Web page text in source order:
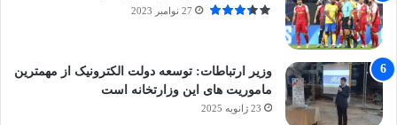
27 نوامبر 2023
وزیر ارتباطات: توسعه دولت الکترونیک از مهمترین
ماموریت های این وزارتخانه است
23 ژانویه 2025